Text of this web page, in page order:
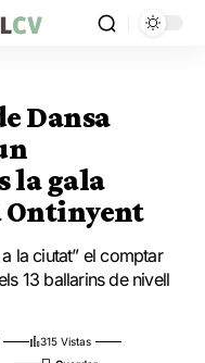
Dansa
la gala
Ontinyent
la ciutat” el comptar
13 ballarins de nivell
315 Vistas